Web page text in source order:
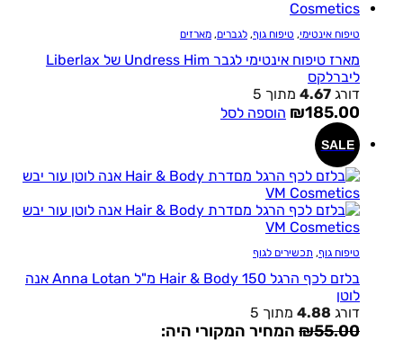
טיפוח אינטימי,טיפוח גוף,לגברים,מארזים
מארז טיפוח אינטימי לגבר Undress Him של Liberlax
ליברלקס
4.67מתוך 5
₪185.00 הוספה לסל
SALE
טיפוח גוף,תכשירים לגוף
בלזם לכף הרגל Hair & Body 150 מ"ל Anna Lotan אנה
4.88מתוך 5
₪55.00
המחיר המקורי היה: